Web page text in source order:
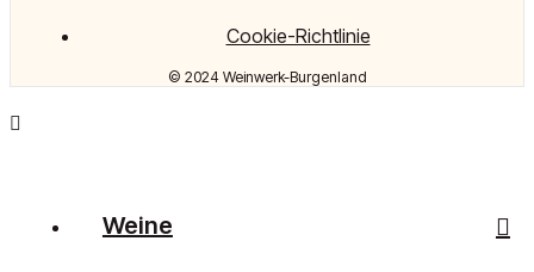
© 2024 Weinwerk-Burgenland
Cookie-Richtlinie
Weine